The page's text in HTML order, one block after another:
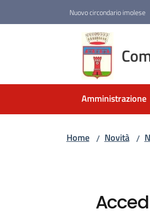
Nuovo circondario imolese
Amministrazione
Home / Novità /